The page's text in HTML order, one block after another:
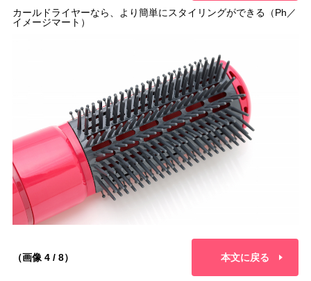
カールドライヤーなら、より簡単にスタイリングができる（Ph／
イメージマート）
（画像 4 / 8） 本文に戻る